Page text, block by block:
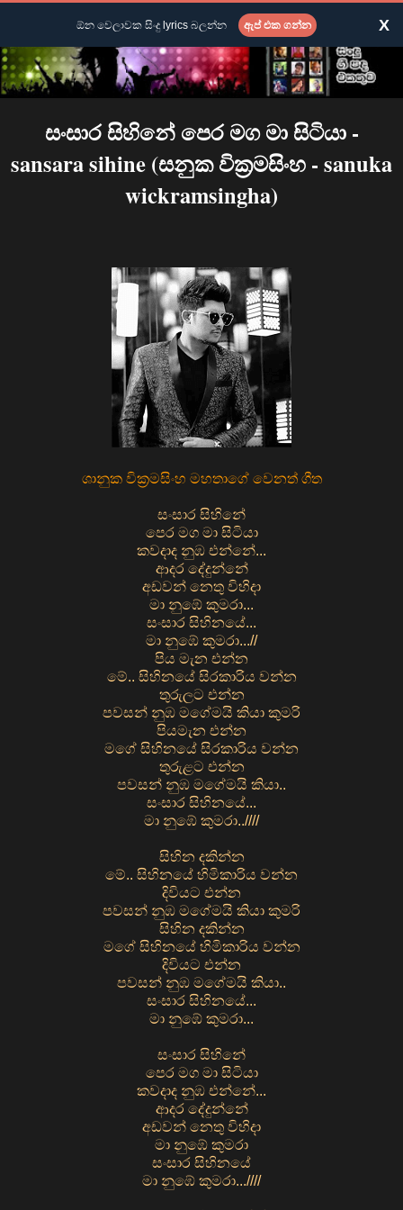
සංසාර සිහිනේ පෙර මග මා සිටියා -
sansara sihine (සනුක වික්‍රමසිංහ - sanuka
wickramsingha)
ශානුක වික්‍රමසිංහ මහතාගේ වෙනත් ගීත
සංසාර සිහිනේ
පෙර මග මා සිටියා
කවදාද නුඹ එන්නේ...
ආදර දේදුන්නේ
අඩවන් නෙතු විහිදා
මා නුඹේ කුමරා...
සංසාර සිහිනයේ...
මා නුඹේ කුමරා...//
පිය මැන එන්න
මේ.. සිහිනයේ සිරකාරිය වන්න
තුරුලට එන්න
පවසන් නුඹ මගේමයි කියා කුමරි
පියමැන එන්න
මගේ සිහිනයේ සිරකාරිය වන්න
තුරුළට එන්න
පවසන් නුඹ මගේමයි කියා..
සංසාර සිහිනයේ...
මා නුඹේ කුමරා..////
සිහින දකින්න
මේ.. සිහිනයේ හිමිකාරිය වන්න
දිවියට එන්න
පවසන් නුඹ මගේමයි කියා කුමරි
සිහින දකින්න
මගේ සිහිනයේ හිමිකාරිය වන්න
දිවියට එන්න
පවසන් නුඹ මගේමයි කියා..
සංසාර සිහිනයේ...
මා නුඹේ කුමරා...
සංසාර සිහිනේ
පෙර මග මා සිටියා
කවදාද නුඹ එන්නේ...
ආදර දේදුන්නේ
අඩවන් නෙතු විහිදා
මා නුඹේ කුමරා
සංසාර සිහිනයේ
මා නුඹේ කුමරා...////
ඕන වෙලාවක සිංදු lyrics බලන්න ඇප් එක ගන්න X